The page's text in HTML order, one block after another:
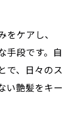
をケアし、
手段です。自
で、日々のス
い艶髪をキー